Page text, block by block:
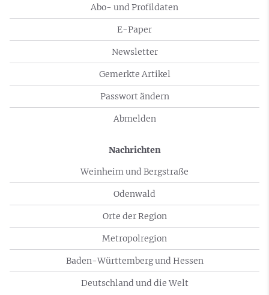
Abo- und Profildaten
E-Paper
Newsletter
Gemerkte Artikel
Passwort ändern
Abmelden
Nachrichten
Weinheim und Bergstraße
Odenwald
Orte der Region
Metropolregion
Baden-Württemberg und Hessen
Deutschland und die Welt